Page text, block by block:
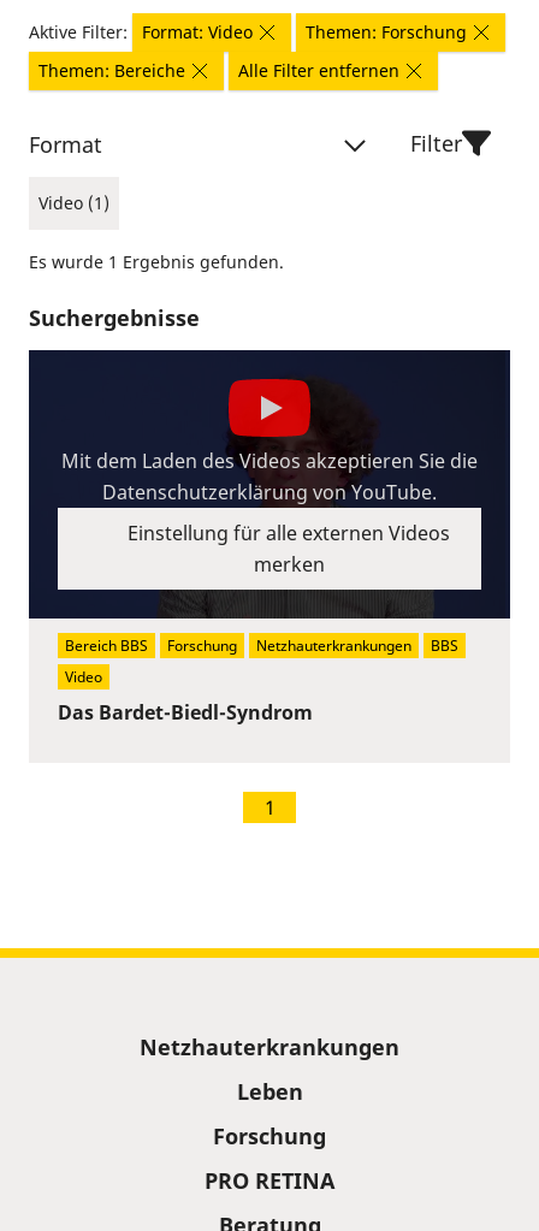
Aktive Filter: Format: Video
Themen: Forschung
Themen: Bereiche
Alle Filter entfernen
Format
Video (1)
Filter
Es wurde 1 Ergebnis gefunden.
Suchergebnisse
Das Bardet-Biedl-Syndrom
Mit dem Laden des Videos akzeptieren Sie die
Datenschutzerklärung von YouTube.
Einstellung für alle externen Videos
merken
Bereich BBS Forschung Netzhauterkrankungen
BBS
Video
1
Netzhauterkrankungen
Leben
Forschung
PRO RETINA
Beratung